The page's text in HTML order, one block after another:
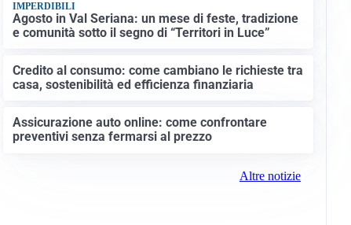
IMPERDIBILI
Agosto in Val Seriana: un mese di feste, tradizione
e comunità sotto il segno di “Territori in Luce”
Credito al consumo: come cambiano le richieste tra
casa, sostenibilità ed efficienza finanziaria
Assicurazione auto online: come confrontare
preventivi senza fermarsi al prezzo
Altre notizie